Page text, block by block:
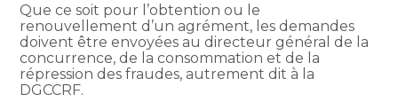
Que ce soit pour l’obtention ou le
renouvellement d’un agrément, les demandes
doivent être envoyées au directeur général de la
concurrence, de la consommation et de la
répression des fraudes, autrement dit à la
DGCCRF.